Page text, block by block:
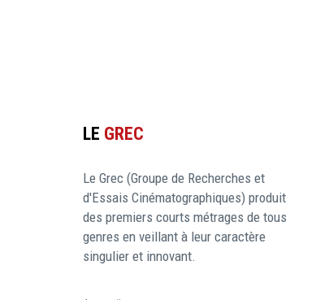
LE GREC
Le Grec (Groupe de Recherches et
d'Essais Cinématographiques) produit
des premiers courts métrages de tous
genres en veillant à leur caractère
singulier et innovant.